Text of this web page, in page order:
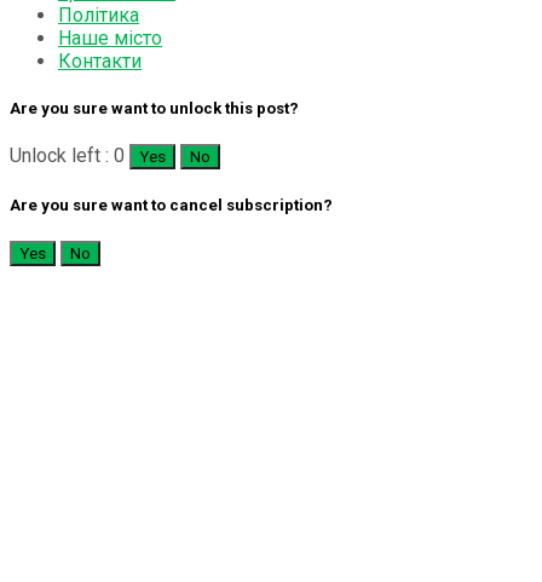
Політика
Наше місто
Контакти
Are you sure want to unlock this post?
Unlock left : 0 Yes No
Are you sure want to cancel subscription?
Yes No